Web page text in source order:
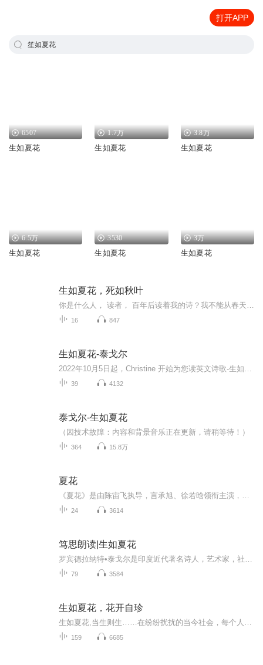
打开APP
笙如夏花
6507
生如夏花
1.7万
生如夏花
3.8万
生如夏花
6.5万
生如夏花
3530
生如夏花
3万
生如夏花
生如夏花，死如秋叶
16 847
生如夏花-泰戈尔
39 4132
泰戈尔-生如夏花
（因技术故障：内容和背景音乐正在更新，请稍等待！）
364 15.8万
夏花
24 3614
笃思朗读|生如夏花
79 3584
生如夏花，花开自珍
159 6685